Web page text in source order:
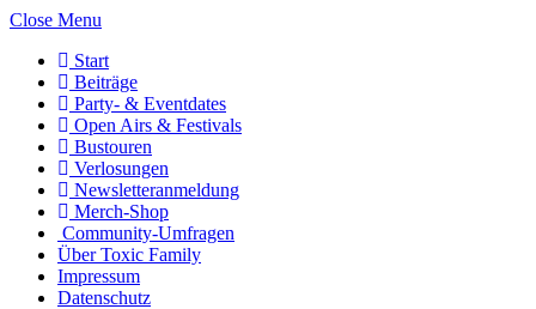
Close Menu
Start
Beiträge
Party- & Eventdates
Open Airs & Festivals
Bustouren
Verlosungen
Newsletteranmeldung
Merch-Shop
Community-Umfragen
Über Toxic Family
Impressum
Datenschutz